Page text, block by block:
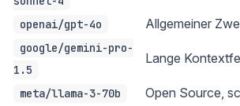
openai/gpt-4o Allgemeiner
google/gemini-pro-
1.5
Lange
meta/llama-3-70b Open Source,